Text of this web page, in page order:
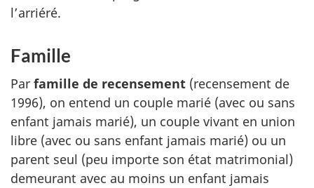
l’arriéré.
Famille
Par famille de recensement (recensement de
1996), on entend un couple marié (avec ou sans
enfant jamais marié), un couple vivant en union
libre (avec ou sans enfant jamais marié) ou un
parent seul (peu importe son état matrimonial)
demeurant avec au moins un enfant jamais